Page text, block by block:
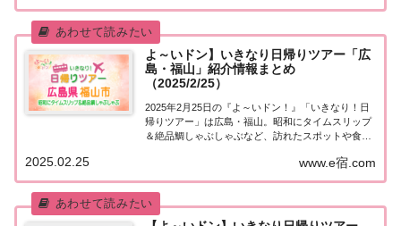
りツアー麒麟・田村さんが街行く人にいきなり声を
か...
よ～いドン】いきなり日帰りツアー「広
島・福山」紹介情報まとめ
（2025/2/25）
2025年2月25日の『よ～いドン！』「いきなり！日
帰りツアー」は広島・福山。昭和にタイムスリップ
＆絶品鯛しゃぶしゃぶなど、訪れたスポットや食べ
「広島・福山」日帰りツアー麒麟・田村さんが街行
く人にいきなり声をかけ、そのまま日帰りツアー
に...
www.e宿.com
2025.02.25